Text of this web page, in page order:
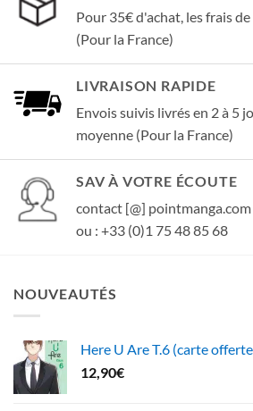
Pour 35€ d'achat, les frais
(Pour la France)
LIVRAISON RAPIDE
Envois suivis livrés en 2 à 5
moyenne (Pour la France)
SAV À VOTRE ÉCOUTE
contact [@] pointmanga.com
ou : +33 (0)1 75 48 85 68
NOUVEAUTÉS
Here U Are T.6 (carte
12,90€